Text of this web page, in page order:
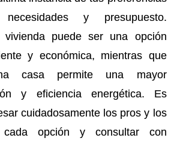
necesidades y presupuesto.
vivienda puede ser una opción
y económica, mientras que
casa permite una mayor
y eficiencia energética. Es
cuidadosamente los pros y los
opción y consultar con